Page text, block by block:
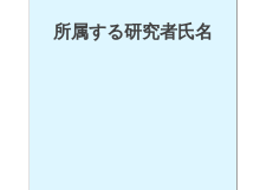
所属する研究者氏名